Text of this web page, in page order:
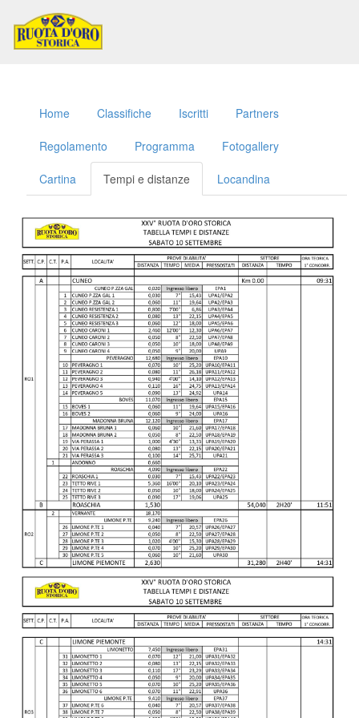
Home Classifiche Iscritti Partners
Regolamento Programma Fotogallery
Cartina Tempi e distanze Locandina